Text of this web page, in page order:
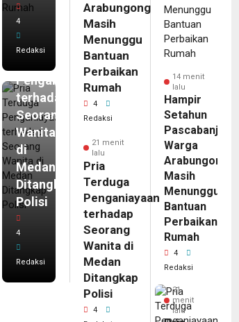
4
Redaksi
21
Pria
Terduga
Penganiayaan
terhadap
Seorang
Wanita
di
Medan
Ditangkap
Polisi
4
Redaksi
Arabungong
Masih
Menunggu
Bantuan
Perbaikan
Rumah
4
Redaksi
21 menit
lalu
Pria
Terduga
Penganiayaan
terhadap
Seorang
Wanita di
Medan
Ditangkap
Polisi
4
14 menit
lalu
Hampir
Setahun
Pascabanjir,
Warga
Arabungong
Masih
Menunggu
Bantuan
Perbaikan
Rumah
4
Redaksi
21
menit
lalu